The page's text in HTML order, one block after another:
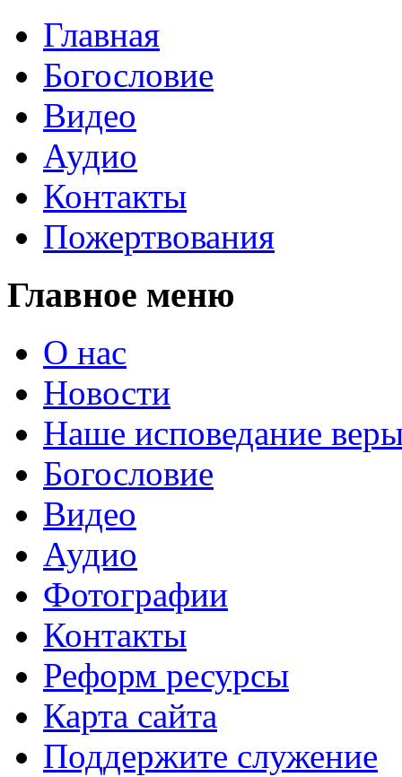
Главная
Богословие
Видео
Аудио
Контакты
Пожертвования
Главное меню
О нас
Новости
Наше исповедание
Богословие
Видео
Аудио
Фотографии
Контакты
Реформ ресурсы
Карта сайта
Поддержите служение